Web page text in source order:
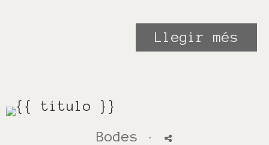
Llegir més
Bodes ·